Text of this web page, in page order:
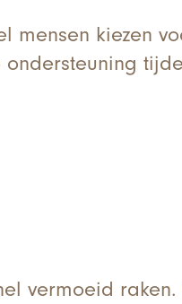
kiezen
vermoeid